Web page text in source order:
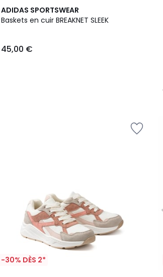
ADIDAS SPORTSWEAR
Baskets en cuir BREAKNET SLEEK
45,00 €
-30% DÈS 2*